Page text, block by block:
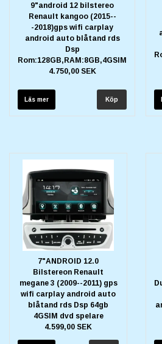
9"android 12 bilstereo
Renault kangoo (2015--
-2018)gps wifi carplay
android auto blåtand rds
Dsp
Rom:128GB,RAM:8GB,4GSIM
4.750,00 SEK
Läs mer
7"ANDROID 12.0
Bilstereon Renault
megane 3 (2009--2011) gps
wifi carplay android auto
blåtand rds Dsp 64gb
4GSIM dvd spelare
4.599,00 SEK